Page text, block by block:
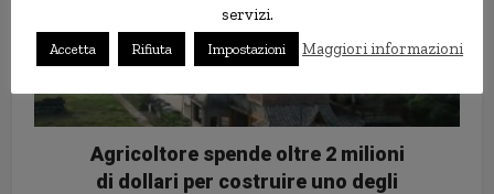
Agricoltore spende oltre 2 milioni
di dollari per costruire uno degli
servizi.
Accetta Rifiuta Impostazioni Maggiori informazioni